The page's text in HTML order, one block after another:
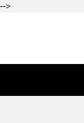
-->